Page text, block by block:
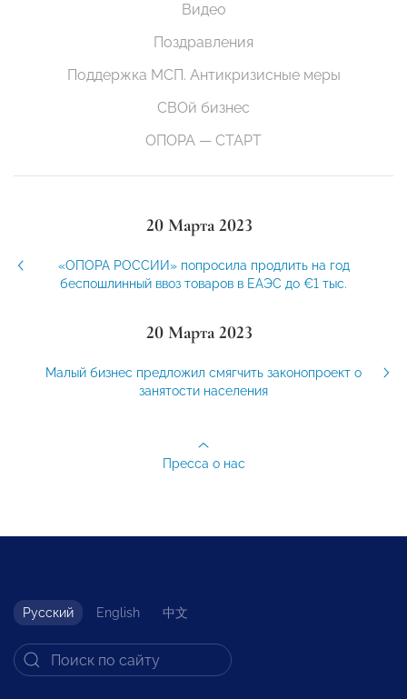
Видео
Поздравления
Поддержка МСП. Антикризисные меры
СВОй бизнес
ОПОРА — СТАРТ
20 Марта 2023
«ОПОРА РОССИИ» попросила продлить на год
беспошлинный ввоз товаров в ЕАЭС до €1 тыс.
20 Марта 2023
Малый бизнес предложил смягчить законопроект о
занятости населения
Пресса о нас
Русский English 中文